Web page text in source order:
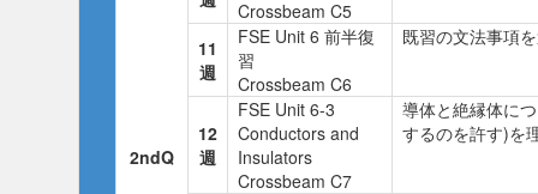
2ndQ
Crossbeam C5
11
週
FSE Unit 6 前半復
習
Crossbeam C6
既習の文法事項
12
週
FSE Unit 6-3
Conductors and
Insulators
Crossbeam C7
導体と絶縁体に
するのを許す)を